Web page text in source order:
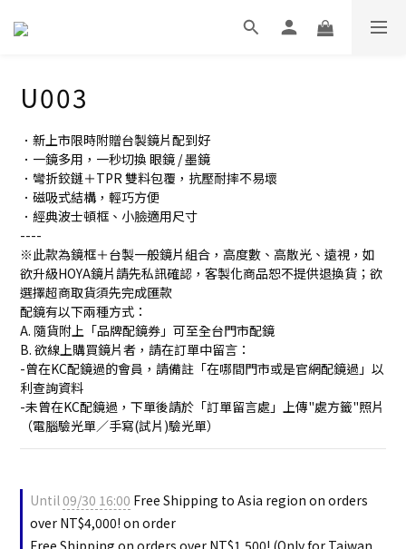
U003
．新上市限時附贈台製鏡片配到好
．一鏡多用，一秒切換 眼鏡 / 墨鏡
．彎折鉸鏈＋TPR 雙料包覆，抗壓耐摔不易壞
．磁吸式結構，輕巧方便
．經典波士頓框、小臉適用尺寸
----
※此款為鏡框＋台製一般鏡片組合，高度數、高散光、遠視，如
欲升級HOYA鏡片請先私訊確認，客製化商品恕不提供退換貨；欲
選擇超商取貨須先完成匯款
配鏡有以下兩種方式：
A. 隨貨附上「品牌配鏡券」可至全台門市配鏡
B. 欲線上購買鏡片者，請在訂單中留言：
-曾在KC配鏡過的會員，請備註「在哪間門市或是官網配鏡過」以
利查詢資料
-未曾在KC配鏡過，下單後請於「訂單留言處」上傳"處方籤"照片
（電腦驗光單／手寫(試片)驗光單）
Until09/30 16:00 Free Shipping to Asia region on orders
over NT$4,000! on order
Free Shipping on orders over NT$1,500! (Only for Taiwan